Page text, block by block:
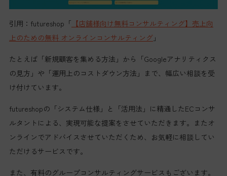
引用：futureshop「 【店舗様向け無料コンサルティング】売上向
上のための無料 オンラインコンサルティング」
たとえば「新規顧客を集める方法」から「Googleアナリティクス
の見方」や「運用上のコストダウン方法」まで、幅広い相談を受
け付けています。
futureshopの「システム仕様」と「活用法」に精通したECコンサ
ルタントによる、実現可能な提案をさせていただきます。またオ
ンラインでアドバイスさせていただくため、お気軽に相談してい
ただけるサービスです。
また、有料のグループコンサルティングサービスもございます。